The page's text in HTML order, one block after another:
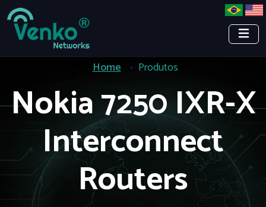
Home Produtos
Nokia 7250 IXR-X
Interconnect
Routers